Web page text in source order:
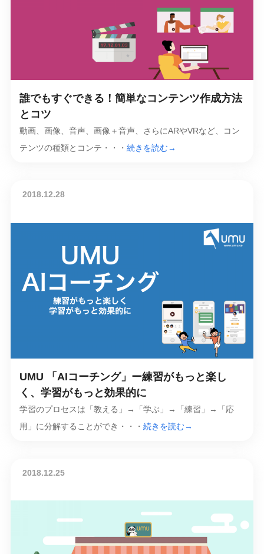
誰でもすぐできる！簡単なコンテンツ作成方法
とコツ
動画、画像、音声、画像＋音声、さらにARやVRなど、コン
テンツの種類とコンテ・・・ 続きを読む→
2018.12.28
UMU 「AIコーチング」ー練習がもっと楽し
く、学習がもっと効果的に
学習のプロセスは「教える」→「学ぶ」→「練習」→「応
用」に分解することができ・・・ 続きを読む→
2018.12.25